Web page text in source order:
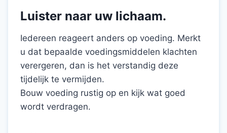
Luister naar uw lichaam.
Iedereen reageert anders op voeding. Merkt
u dat bepaalde voedingsmiddelen klachten
verergeren, dan is het verstandig deze
tijdelijk te vermijden.
Bouw voeding rustig op en kijk wat goed
wordt verdragen.